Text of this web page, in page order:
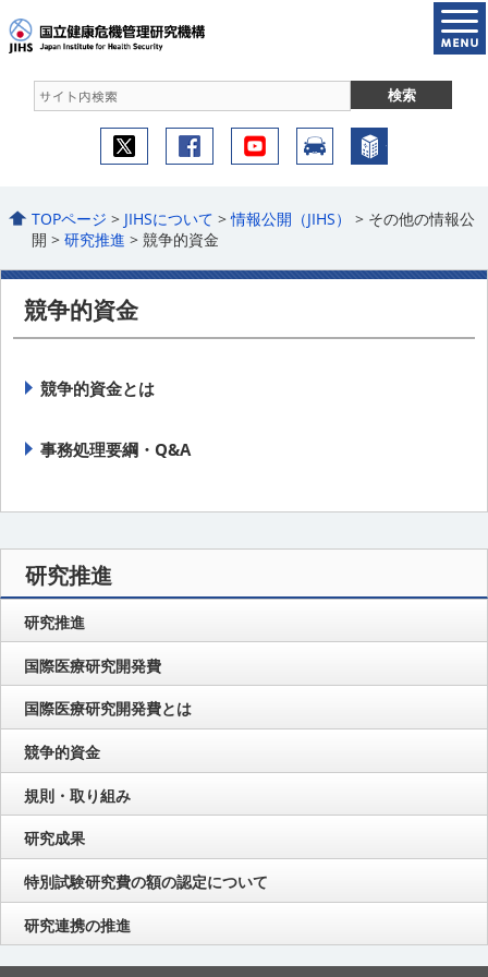
TOPページ > JIHSについて >情報公開（JIHS）
> その他の情報公
開 >研究推進 > 競争的資金
競争的資金
競争的資金とは
事務処理要綱・Q&A
研究推進
研究推進
国際医療研究開発費
国際医療研究開発費とは
競争的資金
規則・取り組み
研究成果
特別試験研究費の額の認定について
研究連携の推進